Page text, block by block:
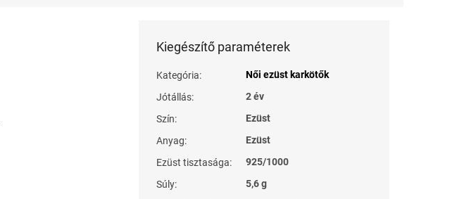
Kiegészítő paraméterek
Kategória:
Női ezüst karkötők
Jótállás:
2 év
Szín:
Ezüst
Anyag:
Ezüst
Ezüst tisztasága:
925/1000
Súly:
5,6 g